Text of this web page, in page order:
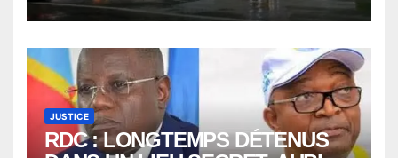
JUSTICE
RDC : LONGTEMPS DÉTENUS